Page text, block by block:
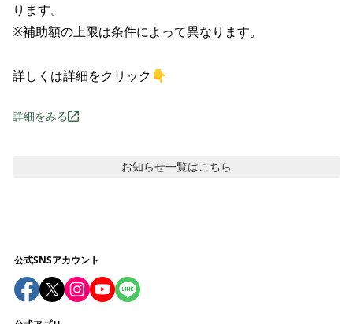
ります。
※補助額の上限は条件によって異なります。
詳しくは詳細をクリック👇
詳細をみる
お知らせ一覧はこちら
公式SNSアカウント